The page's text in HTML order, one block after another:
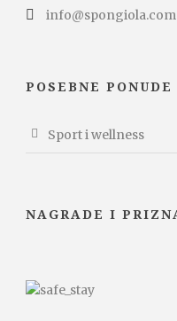
info@spongiola.com
POSEBNE PONUDE
Sport i wellness
NAGRADE I